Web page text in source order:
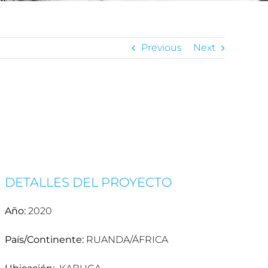
Previous Next
DETALLES DEL PROYECTO
Año:2020
País/Continente:RUANDA/ÁFRICA